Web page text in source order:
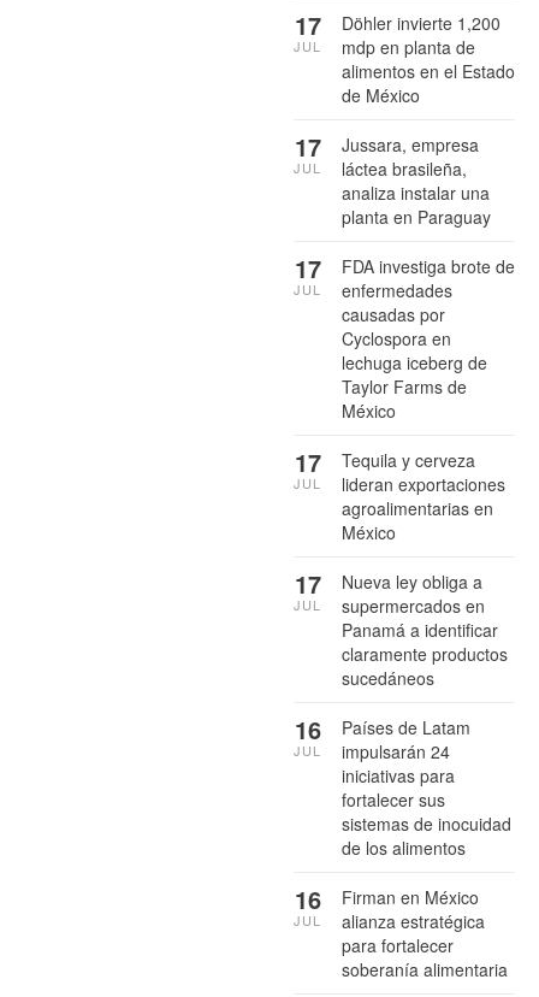
Döhler invierte 1,200
mdp en planta de
alimentos en el Estado
de México
17
JUL
Jussara, empresa
láctea brasileña,
analiza instalar una
planta en Paraguay
17
JUL
FDA investiga brote de
enfermedades
causadas por
Cyclospora en
lechuga iceberg de
Taylor Farms de
México
17
JUL
Tequila y cerveza
lideran exportaciones
agroalimentarias en
México
17
JUL
Nueva ley obliga a
supermercados en
Panamá a identificar
claramente productos
sucedáneos
17
JUL
Países de Latam
impulsarán 24
iniciativas para
fortalecer sus
sistemas de inocuidad
de los alimentos
16
JUL
Firman en México
alianza estratégica
para fortalecer
soberanía alimentaria
16
JUL